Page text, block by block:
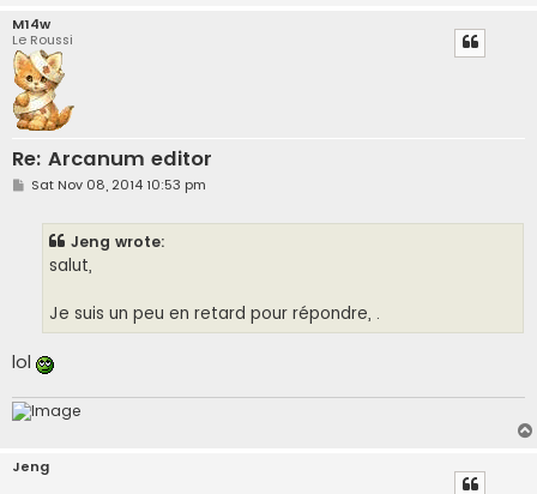
M14w
Le Roussi
Re: Arcanum editor
PSat Nov 08, 2014 10:53 pm
Jeng wrote:
salut,
Je suis un peu en retard pour répondre, .
lol
Jeng